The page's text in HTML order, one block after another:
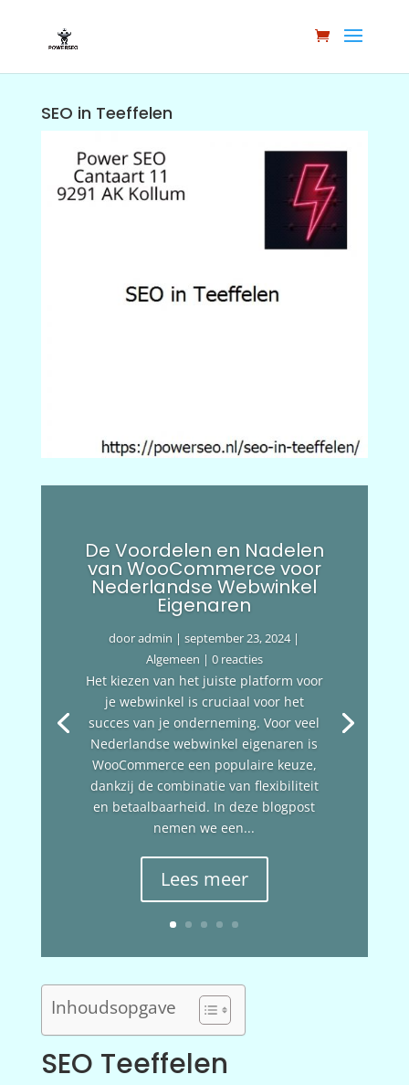
SEO in Teeffelen
De Voordelen en Nadelen
van WooCommerce voor
Nederlandse Webwinkel
Eigenaren
dooradmin |september 23, 2024|
Algemeen | 0 reacties
Het kiezen van het juiste platform voor
je webwinkel is cruciaal voor het
succes van je onderneming. Voor veel
Nederlandse webwinkel eigenaren is
WooCommerce een populaire keuze,
dankzij de combinatie van flexibiliteit
en betaalbaarheid. In deze blogpost
nemen we een...
Lees meer
Inhoudsopgave
SEO Teeffelen